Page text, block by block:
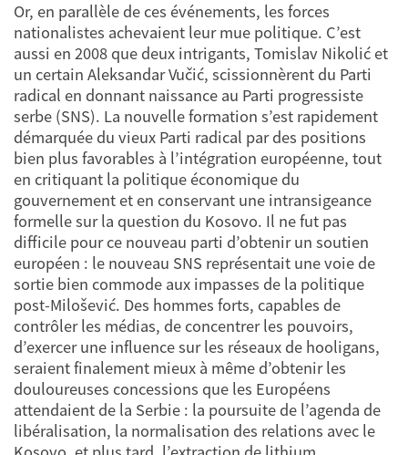
Or, en parallèle de ces événements, les forces
nationalistes achevaient leur mue politique. C’est
aussi en 2008 que deux intrigants, Tomislav Nikolić et
un certain Aleksandar Vučić, scissionnèrent du Parti
radical en donnant naissance au Parti progressiste
serbe (SNS). La nouvelle formation s’est rapidement
démarquée du vieux Parti radical par des positions
bien plus favorables à l’intégration européenne, tout
en critiquant la politique économique du
gouvernement et en conservant une intransigeance
formelle sur la question du Kosovo. Il ne fut pas
difficile pour ce nouveau parti d’obtenir un soutien
européen : le nouveau SNS représentait une voie de
sortie bien commode aux impasses de la politique
post-Milošević. Des hommes forts, capables de
contrôler les médias, de concentrer les pouvoirs,
d’exercer une influence sur les réseaux de hooligans,
seraient finalement mieux à même d’obtenir les
douloureuses concessions que les Européens
attendaient de la Serbie : la poursuite de l’agenda de
libéralisation, la normalisation des relations avec le